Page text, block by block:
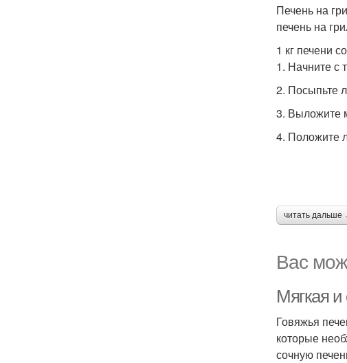
Печень на
печень на
1 кг печени
1. Начните с
2. Посыпьте
3. Выложите
4. Положите
читать дальше
Вас
Мягкая и
Говяжья
которые
сочную